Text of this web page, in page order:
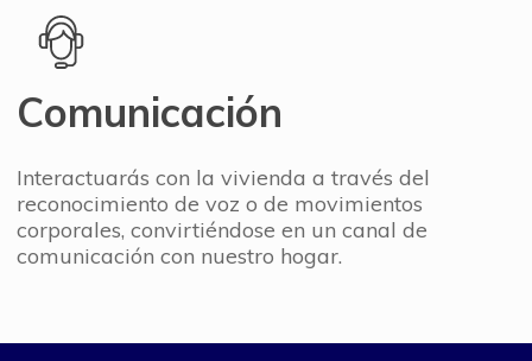
Comunicación
Interactuarás con la vivienda a través del
reconocimiento de voz o de movimientos
corporales, convirtiéndose en un canal de
comunicación con nuestro hogar.